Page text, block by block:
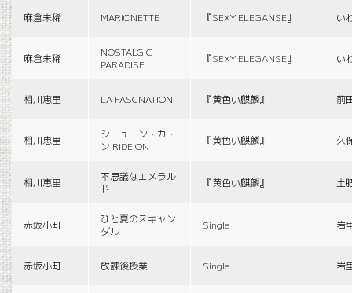
麻倉未稀 MARIONETTE 『SEXY ELEGANSE』 い
麻倉未稀
NOSTALGIC
PARADISE
『SEXY ELEGANSE』 い
相川恵里 LA FASCNATION 『黄色い麒麟』 前
相川恵里
シ・ュ・ン・カ・
ン RIDE ON
『黄色い麒麟』 久
相川恵里
不思議なエメラル
ド
『黄色い麒麟』 土
赤坂小町
ひと夏のスキャン
ダル
Single 岩
赤坂小町 放課後授業 Single 岩